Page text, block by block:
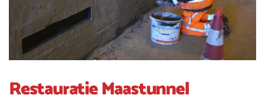
Restauratie Maastunnel